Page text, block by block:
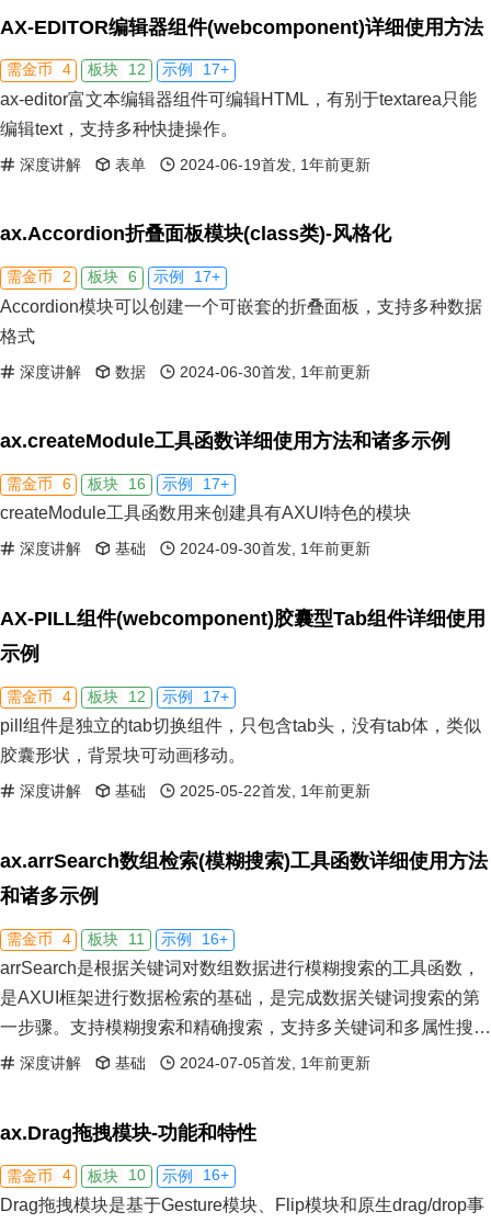
AX-EDITOR编辑器组件(webcomponent)详细使用方法
需金币 4 板块 12 示例 17+
ax-editor富文本编辑器组件可编辑HTML，有别于textarea只能
编辑text，支持多种快捷操作。
深度讲解 表单 2024-06-19首发, 1年前更新
ax.Accordion折叠面板模块(class类)-风格化
需金币 2 板块 6 示例 17+
Accordion模块可以创建一个可嵌套的折叠面板，支持多种数据
格式
深度讲解 数据 2024-06-30首发, 1年前更新
ax.createModule工具函数详细使用方法和诸多示例
需金币 6 板块 16 示例 17+
createModule工具函数用来创建具有AXUI特色的模块
深度讲解 基础 2024-09-30首发, 1年前更新
AX-PILL组件(webcomponent)胶囊型Tab组件详细使用
示例
需金币 4 板块 12 示例 17+
pill组件是独立的tab切换组件，只包含tab头，没有tab体，类似
胶囊形状，背景块可动画移动。
深度讲解 基础 2025-05-22首发, 1年前更新
ax.arrSearch数组检索(模糊搜索)工具函数详细使用方法
和诸多示例
需金币 4 板块 11 示例 16+
arrSearch是根据关键词对数组数据进行模糊搜索的工具函数，
是AXUI框架进行数据检索的基础，是完成数据关键词搜索的第
一步骤。支持模糊搜索和精确搜索，支持多关键词和多属性搜
索；可获得检索结果权重，并根据权重进行重新排序。
深度讲解 基础 2024-07-05首发, 1年前更新
ax.Drag拖拽模块-功能和特性
需金币 4 板块 10 示例 16+
Drag拖拽模块是基于Gesture模块、Flip模块和原生drag/drop事